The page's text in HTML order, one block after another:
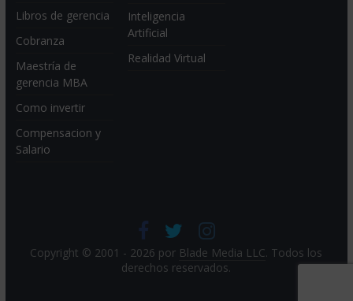
Libros de gerencia
Cobranza
Maestría de
gerencia MBA
Como invertir
Compensacion y
Salario
Inteligencia
Artificial
Realidad Virtual
Copyright © 2001 - 2026 por Blade Media LLC. Todos los
derechos reservados.